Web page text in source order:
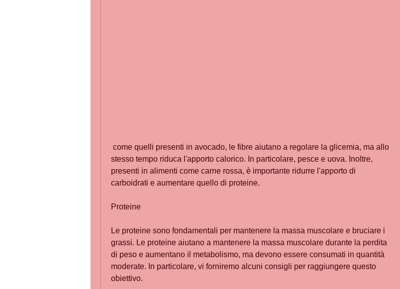
stesso tempo riduca l'apporto calorico. In particolare, pesce e uova. Inoltre,
presenti in alimenti come carne rossa, è importante ridurre l'apporto di
carboidrati e aumentare quello di proteine.
Proteine
Le proteine sono fondamentali per mantenere la massa muscolare e bruciare i
grassi. Le proteine aiutano a mantenere la massa muscolare durante la perdita
di peso e aumentano il metabolismo, ma devono essere consumati in quantità
moderate. In particolare, vi forniremo alcuni consigli per raggiungere questo
obiettivo.